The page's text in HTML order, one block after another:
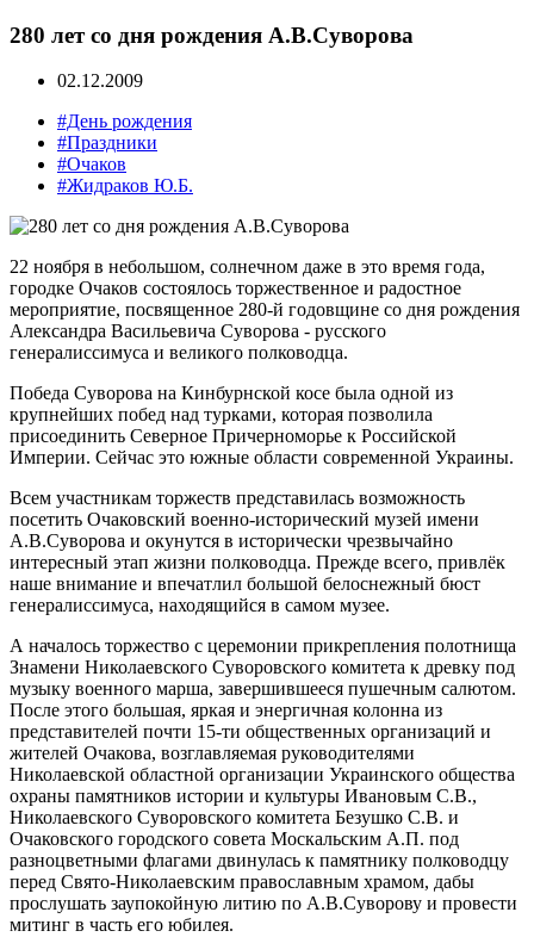
280 лет со дня рождения А.В.Суворова
02.12.2009
#День рождения
#Праздники
#Очаков
#Жидраков Ю.Б.
22 ноября в небольшом, солнечном даже в это время года,
городке Очаков состоялось торжественное и радостное
мероприятие, посвященное 280-й годовщине со дня рождения
Александра Васильевича Суворова - русского
генералиссимуса и великого полководца.
Победа Суворова на Кинбурнской косе была одной из
крупнейших побед над турками, которая позволила
присоединить Северное Причерноморье к Российской
Империи. Сейчас это южные области современной Украины.
Всем участникам торжеств представилась возможность
посетить Очаковский военно-исторический музей имени
А.В.Суворова и окунутся в исторически чрезвычайно
интересный этап жизни полководца. Прежде всего, привлёк
наше внимание и впечатлил большой белоснежный бюст
генералиссимуса, находящийся в самом музее.
А началось торжество с церемонии прикрепления полотнища
Знамени Николаевского Суворовского комитета к древку под
музыку военного марша, завершившееся пушечным салютом.
После этого большая, яркая и энергичная колонна из
представителей почти 15-ти общественных организаций и
жителей Очакова, возглавляемая руководителями
Николаевской областной организации Украинского общества
охраны памятников истории и культуры Ивановым С.В.,
Николаевского Суворовского комитета Безушко С.В. и
Очаковского городского совета Москальским А.П. под
разноцветными флагами двинулась к памятнику полководцу
перед Свято-Николаевским православным храмом, дабы
прослушать заупокойную литию по А.В.Суворову и провести
митинг в часть его юбилея.